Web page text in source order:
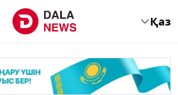
Қаз